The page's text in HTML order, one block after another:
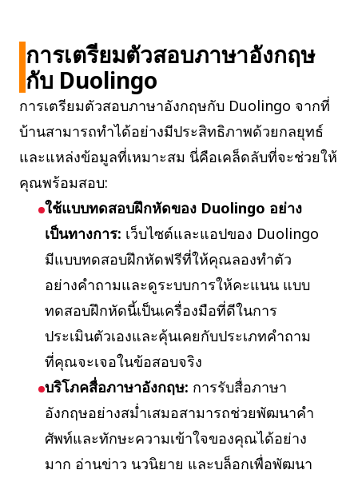
การเตรียมตัวสอบภาษาอังกฤษ
กับ Duolingo
การเตรียมตัวสอบภาษาอังกฤษกับ Duolingo จากที่
บ้านสามารถทำได้อย่างมีประสิทธิภาพด้วยกลยุทธ์
และแหล่งข้อมูลที่เหมาะสม นี่คือเคล็ดลับที่จะช่วยให้
คุณพร้อมสอบ:
ใช้แบบทดสอบฝึกหัดของ Duolingo อย่าง
เป็นทางการ: เว็บไซต์และแอปของ Duolingo
มีแบบทดสอบฝึกหัดฟรีที่ให้คุณลองทำตัว
อย่างคำถามและดูระบบการให้คะแนน แบบ
ทดสอบฝึกหัดนี้เป็นเครื่องมือที่ดีในการ
ประเมินตัวเองและคุ้นเคยกับประเภทคำถาม
ที่คุณจะเจอในข้อสอบจริง
บริโภคสื่อภาษาอังกฤษ: การรับสื่อภาษา
อังกฤษอย่างสม่ำเสมอสามารถช่วยพัฒนาคำ
ศัพท์และทักษะความเข้าใจของคุณได้อย่าง
มาก อ่านข่าว นวนิยาย และบล็อกเพื่อพัฒนา